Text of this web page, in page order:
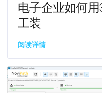
电子企业如何
工装
阅读详情